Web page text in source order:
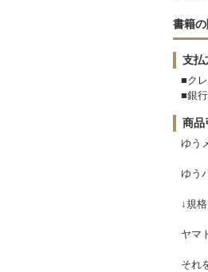
書籍
支払
■ク
■銀
商品
ゆう
ゆう
↓規
ヤマ
それ